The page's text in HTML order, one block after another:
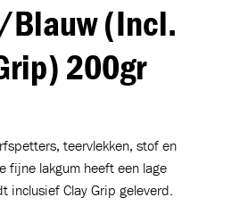
Blauw (Incl.
200gr
teervlekken, stof en
fijne lakgum heeft een lage
inclusief Clay Grip geleverd.